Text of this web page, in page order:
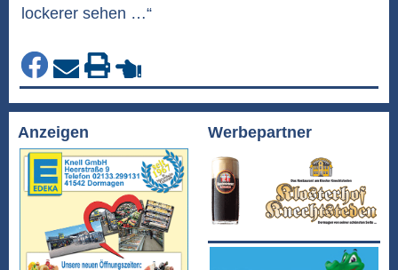
lockerer sehen …“
Anzeigen Werbepartner